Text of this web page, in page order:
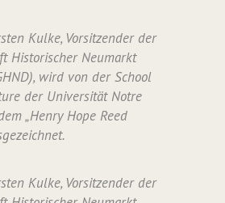
Kulke, Vorsitzender der
Historischer Neumarkt
wird von der School
der Universität Notre
„Henry Hope Reed
Kulke, Vorsitzender der